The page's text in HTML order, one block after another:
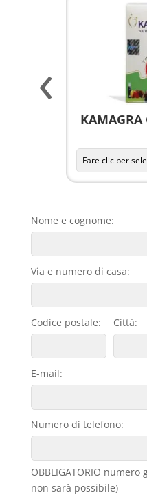
‹
Nome e cognome:
Via e numero di casa:
Codice postale: Città:
E-mail:
Numero di telefono:
OBBLIGATORIO
non sarà possibile)